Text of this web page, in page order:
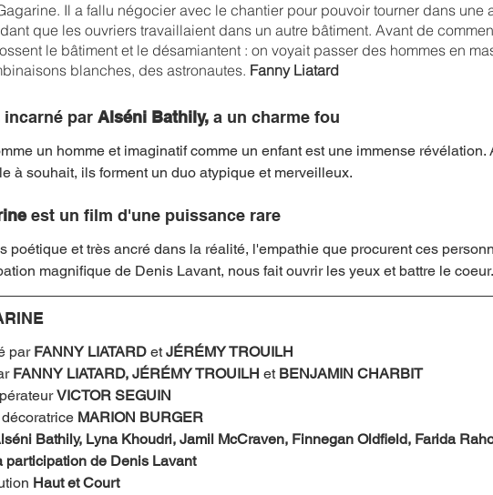
Il a fallu négocier avec le chantier pour pouvoir tourner dans une
que les ouvriers travaillaient dans un autre bâtiment. Avant de
le bâtiment et le désamiantent : on voyait passer des hommes en
blanches, des astronautes. Fanny Liatard
incarné par Alséni Bathily, a un charme fou
un homme et imaginatif comme un enfant est une immense révélation.
à souhait, ils forment un duo atypique et merveilleux.
est un film d'une puissance rare
poétique et très ancré dans la réalité, l'empathie que procurent ces
magnifique de Denis Lavant, nous fait ouvrir les yeux et battre le coeur.
par FANNY LIATARD et JÉRÉMY TROUILH
FANNY LIATARD, JÉRÉMY TROUILH et BENJAMIN CHARBIT
VICTOR SEGUIN
MARION BURGER
Bathily, Lyna Khoudri, Jamil McCraven, Finnegan Oldfield, Farida
participation de Denis Lavant
Haut et Court